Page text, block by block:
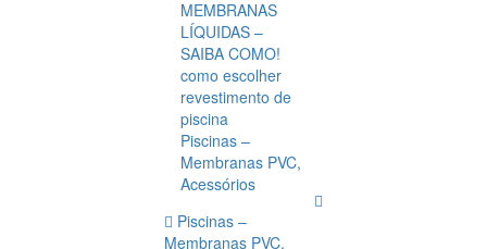
MEMBRANAS
LÍQUIDAS –
SAIBA COMO!
como escolher
revestimento de
piscina
Piscinas –
Membranas PVC,
Acessórios
Piscinas –
Membranas PVC,